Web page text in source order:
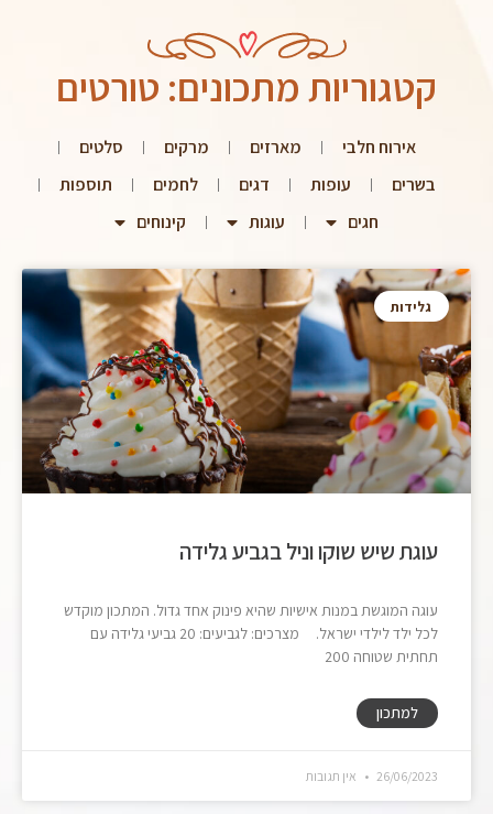
קטגוריות מתכונים: טורטים
אירוח חלבי מארזים מרקים
סלטים
בשרים
עופות דגים לחמים
תוספות
חגים
עוגות קינוחים
גלידות
עוגת שיש שוקו וניל בגביע גלידה
עוגה המוגשת במנות אישיות שהיא פינוק אחד גדול. המתכון מוקדש
לכל ילד לילדי ישראל. מצרכים: לגביעים: 20 גביעי גלידה עם
תחתית שטוחה 200
למתכון
26/06/2023 אין תגובות